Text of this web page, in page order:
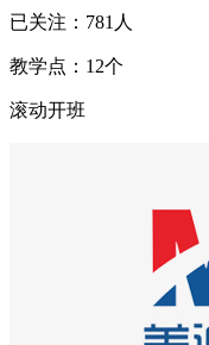
已关注： 781 人
教学点： 12个
滚动开班